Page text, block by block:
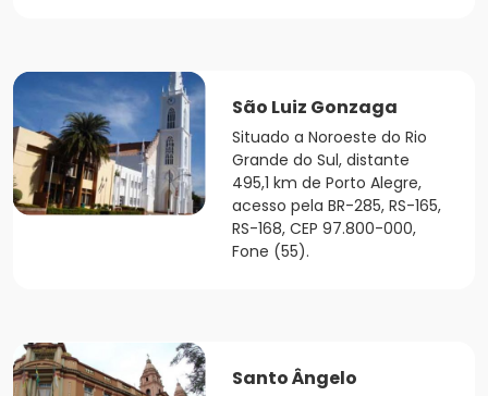
São Luiz Gonzaga
Situado a Noroeste do Rio
Grande do Sul, distante
495,1 km de Porto Alegre,
acesso pela BR-285, RS-165,
RS-168, CEP 97.800-000,
Fone (55).
Santo Ângelo